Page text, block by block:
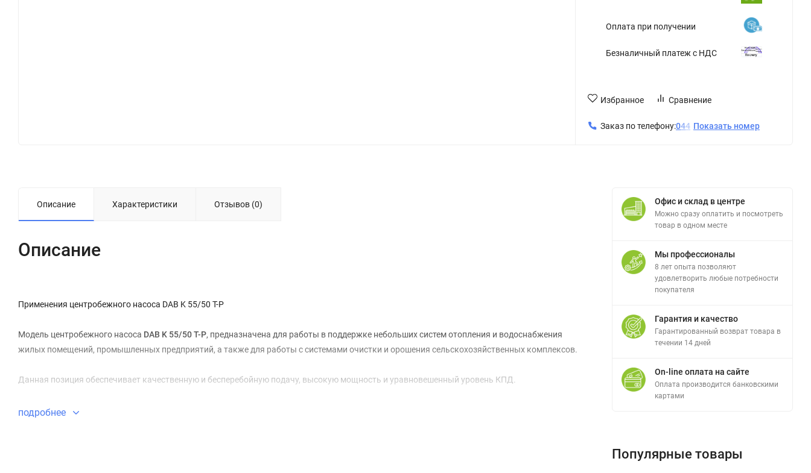
Оплата при получении
Безналичный платеж с НДС
Избранное Сравнение
Заказ по телефону:044 Показать номер
Описание Характеристики Отзывов (0)
Описание
Применения центробежного насоса DAB K 55/50 T-P
Модель центробежного насоса DAB K 55/50 T-P, предназначена для работы в поддержке небольших систем отопления и водоснабжения
жилых помещений, промышленных предприятий, а также для работы с системами очистки и орошения сельскохозяйственных комплексов.
Данная позиция обеспечивает качественную и бесперебойную подачу, высокую мощность и уравновешенный уровень КПД.
Центробежный насос отвечает высоким стандартам Европейского качества, по доступной цене и гарантирует отлаженную работу на
подробнее
Офис и склад в центре
Можно сразу оплатить и посмотреть
товар в одном месте
Мы профессионалы
8 лет опыта позволяют
удовлетворить любые потребности
покупателя
Гарантия и качество
Гарантированный возврат товара в
течении 14 дней
On-line оплата на сайте
Оплата производится банковскими
картами
Популярные товары